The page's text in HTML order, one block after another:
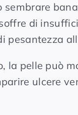
sembrare
di
pesantezza
la pelle può
ulcere